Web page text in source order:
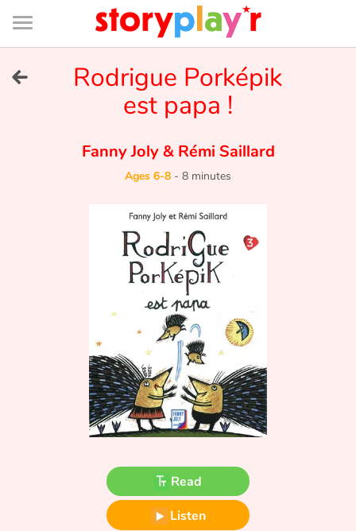
Connexion
Bibliothèque
de
page
Try for free
Tales and classics in french
Fable, myth, literature and poetry
Princesses and princes, kings, queens and dragons
Ogres, monsters and witches
Heroines and Heroes
Ecology, nature, seasons
Rodrigue Porképik
est papa !
Fanny Joly&Rémi Saillard
Ages 6-8 - 8 minutes
Read
Listen